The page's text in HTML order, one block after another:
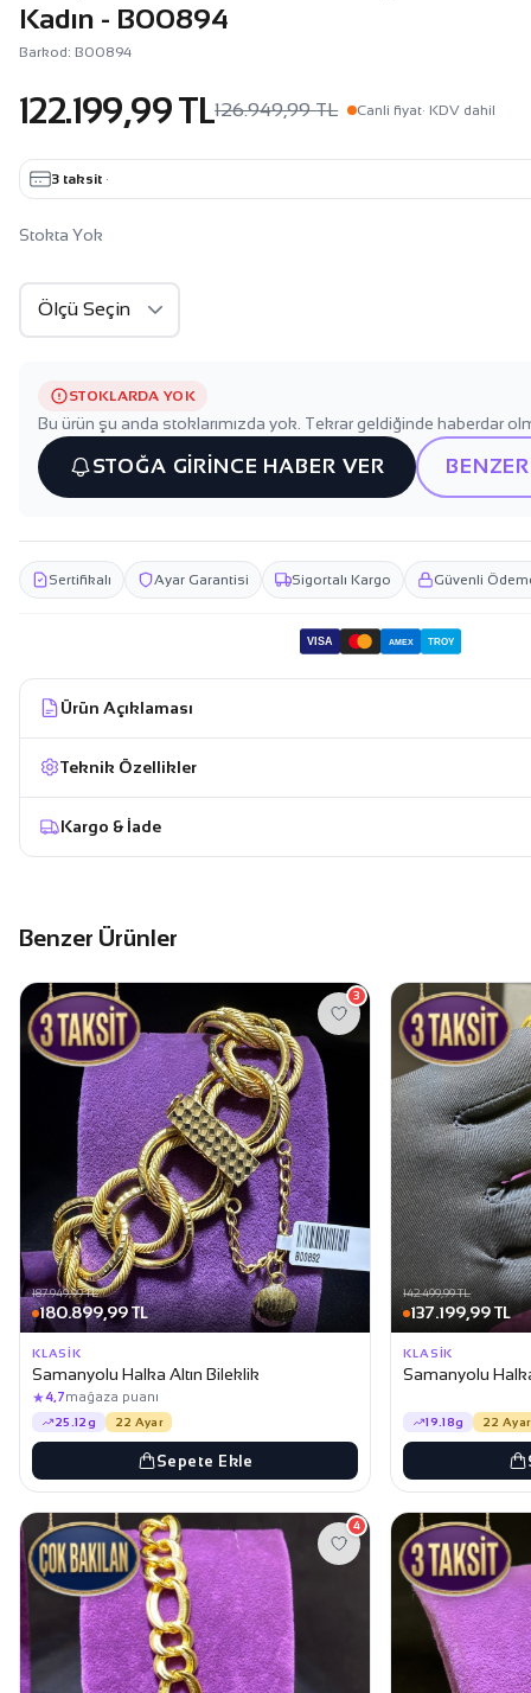
Kadın - B00894
Barkod: B00894
122.199,99 TL126.949,99 TL Canli fiyat· KDV dahil
3 taksit ·
Stokta Yok
STOKLARDA YOK
Bu ürün şu anda stoklarımızda yok. Tekrar geldiğinde haberdar
STOĞA GİRİNCE HABER VER
Sertifikalı Ayar Garantisi Sigortalı Kargo Güvenli
VISA AMEX TROY
Ürün Açıklaması
Teknik Özellikler
Kargo & İade
Benzer Ürünler
187.949,99 TL
180.899,99 TL
3
KLASIK
Samanyolu Halka Altın Bileklik
★4,7mağaza puanı
25.12g 22 Ayar
Sepete Ekle
142.499,99 TL
137.199,99 TL
KLASIK
Samanyolu
19.18g 22 Ayar
4